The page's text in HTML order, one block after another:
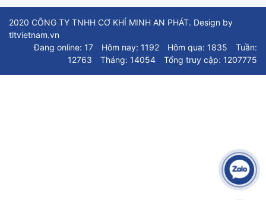
2020 CÔNG TY TNHH CƠ KHÍ MINH AN PHÁT. Design by
tltvietnam.vn
Đang online: 17
Hôm nay: 1192 Hôm qua: 1835
Tuần:
12763
Tháng: 14054 Tổng truy cập: 1207775